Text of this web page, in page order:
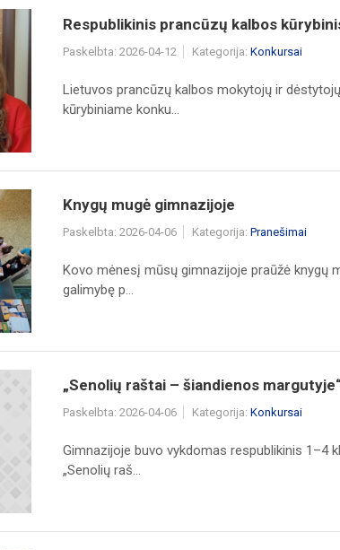
Respublikinis prancūzų kalbos
Paskelbta: 2026-04-12 Kategorija: Konkursai
Lietuvos prancūzų kalbos mokytojų ir
kūrybiniame konku...
Knygų mugė gimnazijoje
Paskelbta: 2026-04-06 Kategorija: Pranešimai
Kovo mėnesį mūsų gimnazijoje praūžė knygų
galimybę p...
„Senolių raštai – šiandienos
Paskelbta: 2026-04-06 Kategorija: Konkursai
Gimnazijoje buvo vykdomas respublikinis 1–4
„Senolių raš...